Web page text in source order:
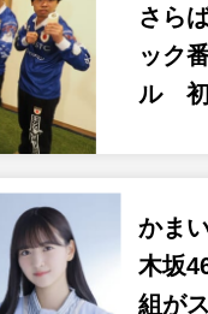
さら
ック
ル
かま
木坂
組が